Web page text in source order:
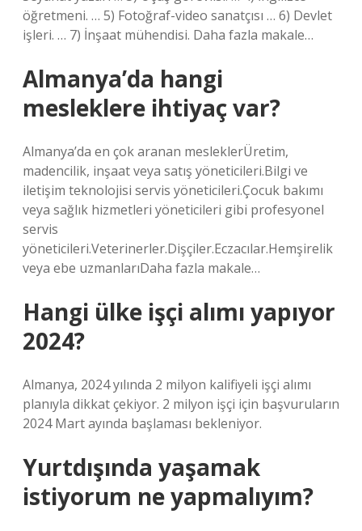
öğretmeni. … 5) Fotoğraf-video sanatçısı … 6) Devlet
işleri. … 7) İnşaat mühendisi. Daha fazla makale…
Almanya’da hangi
mesleklere ihtiyaç var?
Almanya’da en çok aranan mesleklerÜretim,
madencilik, inşaat veya satış yöneticileri.Bilgi ve
iletişim teknolojisi servis yöneticileri.Çocuk bakımı
veya sağlık hizmetleri yöneticileri gibi profesyonel
servis
yöneticileri.Veterinerler.Dişçiler.Eczacılar.Hemşirelik
veya ebe uzmanlarıDaha fazla makale…
Hangi ülke işçi alımı yapıyor
2024?
Almanya, 2024 yılında 2 milyon kalifiyeli işçi alımı
planıyla dikkat çekiyor. 2 milyon işçi için başvuruların
2024 Mart ayında başlaması bekleniyor.
Yurtdışında yaşamak
istiyorum ne yapmalıyım?